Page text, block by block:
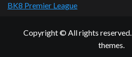
BK8 Premier League
Copyright © All rights reserved.
themes.